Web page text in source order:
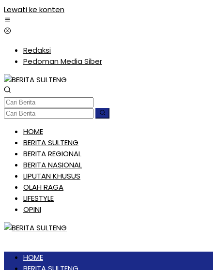
Lewati ke konten
Redaksi
Pedoman Media Siber
HOME
BERITA SULTENG
BERITA REGIONAL
BERITA NASIONAL
LIPUTAN KHUSUS
OLAH RAGA
LIFESTYLE
OPINI
HOME